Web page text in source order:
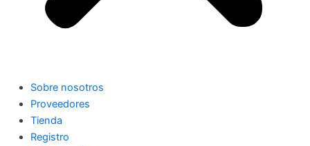
Sobre nosotros
Proveedores
Tienda
Registro